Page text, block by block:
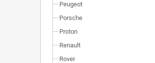
Peugeot
Porsche
Proton
Renault
Rover